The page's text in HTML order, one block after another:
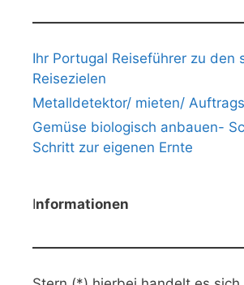
Ihr Portugal Reiseführer zu den
Reisezielen
Metalldetektor/ mieten/
Gemüse biologisch anbauen-
Schritt zur eigenen Ernte
Informationen